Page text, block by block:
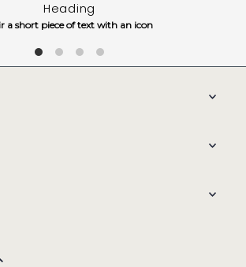
Heading
a short piece of text with an icon